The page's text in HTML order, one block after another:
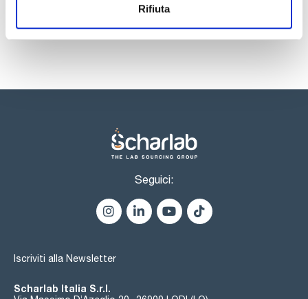
Rifiuta
Registrati per i download
Seguici:
Iscriviti alla Newsletter
Scharlab Italia S.r.l.